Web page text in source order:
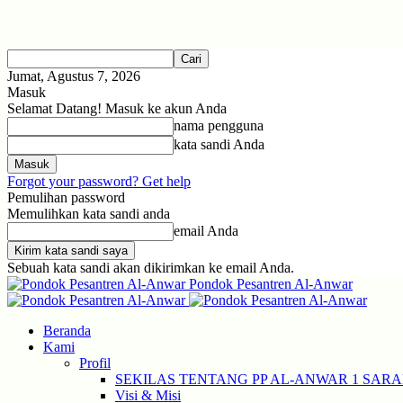
Jumat, Agustus 7, 2026
Masuk
Selamat Datang! Masuk ke akun Anda
nama pengguna
kata sandi Anda
Forgot your password? Get help
Pemulihan password
Memulihkan kata sandi anda
email Anda
Sebuah kata sandi akan dikirimkan ke email Anda.
Pondok Pesantren Al-Anwar
Beranda
Kami
Profil
SEKILAS TENTANG PP AL-ANWAR 1
Visi & Misi